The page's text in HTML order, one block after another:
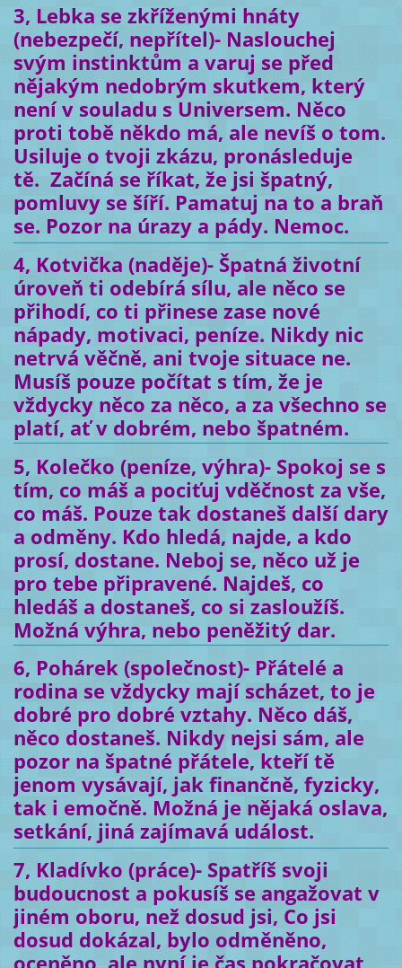
3, Lebka se zkříženými hnáty
(nebezpečí, nepřítel)- Naslouchej
svým instinktům a varuj se před
nějakým nedobrým skutkem, který
není v souladu s Universem. Něco
proti tobě někdo má, ale nevíš o tom.
Usiluje o tvoji zkázu, pronásleduje
tě. Začíná se říkat, že jsi špatný,
pomluvy se šíří. Pamatuj na to a braň
se. Pozor na úrazy a pády. Nemoc.
4, Kotvička (naděje)- Špatná životní
úroveň ti odebírá sílu, ale něco se
přihodí, co ti přinese zase nové
nápady, motivaci, peníze. Nikdy nic
netrvá věčně, ani tvoje situace ne.
Musíš pouze počítat s tím, že je
vždycky něco za něco, a za všechno se
platí, ať v dobrém, nebo špatném.
5, Kolečko (peníze, výhra)- Spokoj se s
tím, co máš a pociťuj vděčnost za vše,
co máš. Pouze tak dostaneš další dary
a odměny. Kdo hledá, najde, a kdo
prosí, dostane. Neboj se, něco už je
pro tebe připravené. Najdeš, co
hledáš a dostaneš, co si zasloužíš.
Možná výhra, nebo peněžitý dar.
6, Pohárek (společnost)- Přátelé a
rodina se vždycky mají scházet, to je
dobré pro dobré vztahy. Něco dáš,
něco dostaneš. Nikdy nejsi sám, ale
pozor na špatné přátele, kteří tě
jenom vysávají, jak finančně, fyzicky,
tak i emočně. Možná je nějaká oslava,
setkání, jiná zajímavá událost.
7, Kladívko (práce)- Spatříš svoji
budoucnost a pokusíš se angažovat v
jiném oboru, než dosud jsi, Co jsi
dosud dokázal, bylo odměněno,